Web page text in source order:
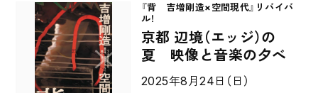
『背 吉増剛造×空間現代』リバイバ
ル！
京都 辺境（エッジ）の
夏 映像と音楽の夕べ
2025年8月24日（日）